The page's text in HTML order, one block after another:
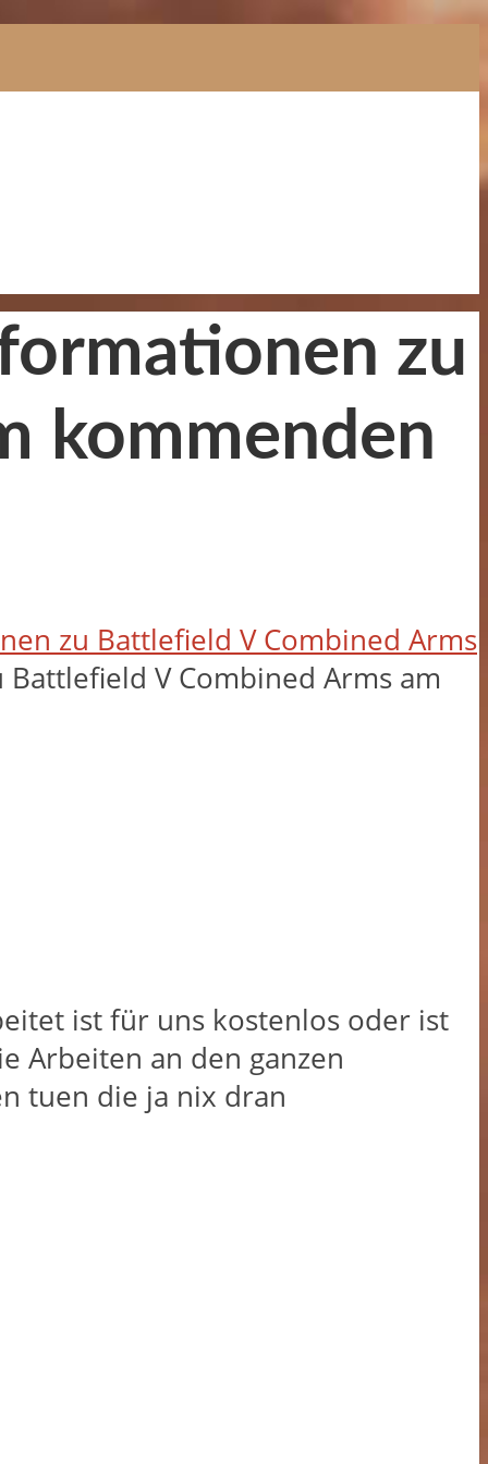
zu
kommenden
zu Battlefield V Combined Arms
V Combined Arms am
ist für uns kostenlos oder ist
Arbeiten an den ganzen
tuen die ja nix dran